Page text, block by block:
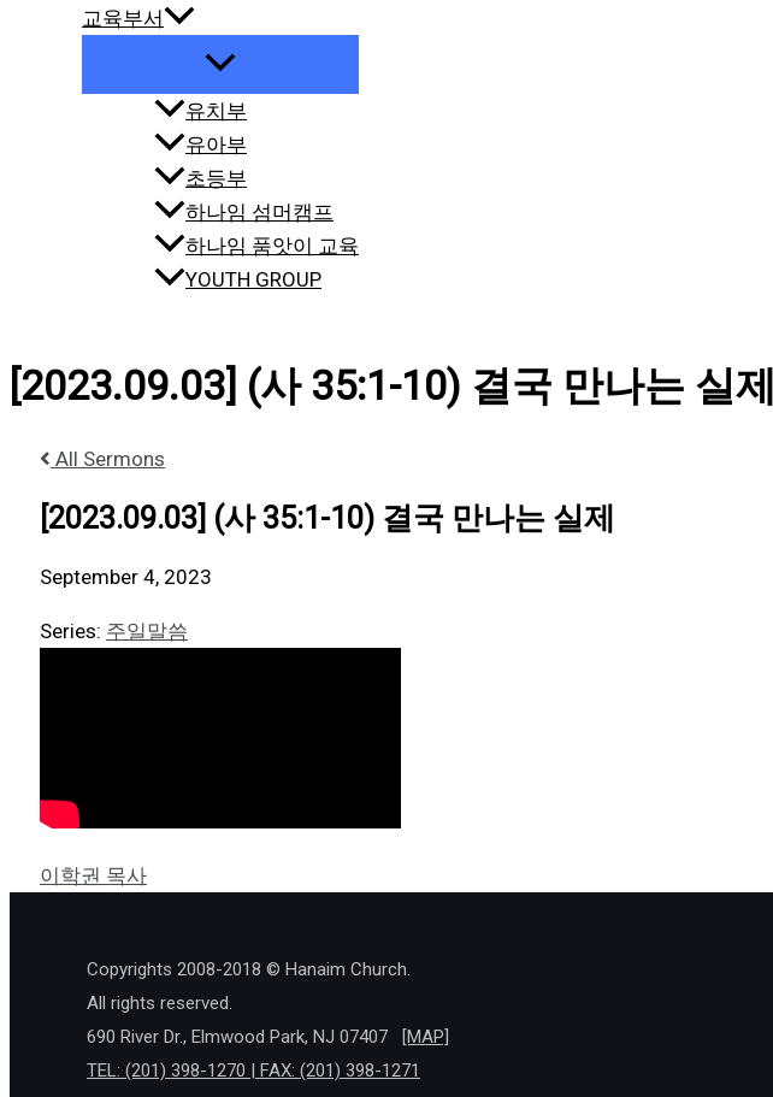
교육부서
유치부
유아부
초등부
하나임 섬머캠프
하나임 품앗이 교육
YOUTH GROUP
[2023.09.03] (사 35:1-10) 결국 만나는 실제
All Sermons
[2023.09.03] (사 35:1-10) 결국 만나는 실제
September 4, 2023
Series: 주일말씀
이학권 목사
Copyrights 2008-2018 © Hanaim Church.
All rights reserved.
690 River Dr., Elmwood Park, NJ 07407
[MAP]
TEL: (201) 398-1270 | FAX: (201) 398-1271